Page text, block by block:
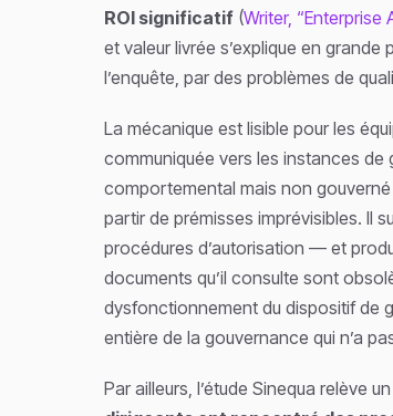
ROI significatif (Writer, “Enterprise
et valeur livrée s’explique en
l’enquête, par des problèmes de
La mécanique est lisible pour les
communiquée vers les instances de
comportemental mais non
partir de prémisses imprévisibles. Il
procédures d’autorisation — et
documents qu’il consulte sont
dysfonctionnement du dispositif de
entière de la gouvernance qui n’a
Par ailleurs, l’étude Sinequa relève